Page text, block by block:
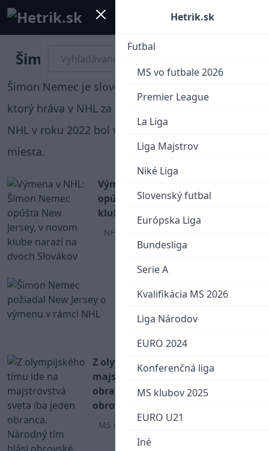
Mobile menu
Hetrik.sk
Futbal
MS vo futbale 2026
Premier League
La Liga
Liga Majstrov
Niké Liga
Slovenský futbal
Európska Liga
Bundesliga
Serie A
Kvalifikácia MS 2026
Liga Národov
EURO 2024
Konferenčná liga
MS klubov 2025
EURO U21
Iné
Šimon Nemec
Šimon Nemec je slovenský hokejový obranca,
ktorý hráva v NHL za New Jersey Devils. Na drafte
NHL v roku 2022 bol vybraný z celkového druhého
miesta.
Výmena v NHL: Šimon Nemec
opúšťa New Jersey, v novom
klube narazí na dvoch Slovákov
NHL
New Jersey o výmenu v
rámci NHL
Z olympijského tímu ide na
majstrovstvá sveta iba jeden
obranca. Národný tím hlási
obrovské straty
MS v Hokeji 2026